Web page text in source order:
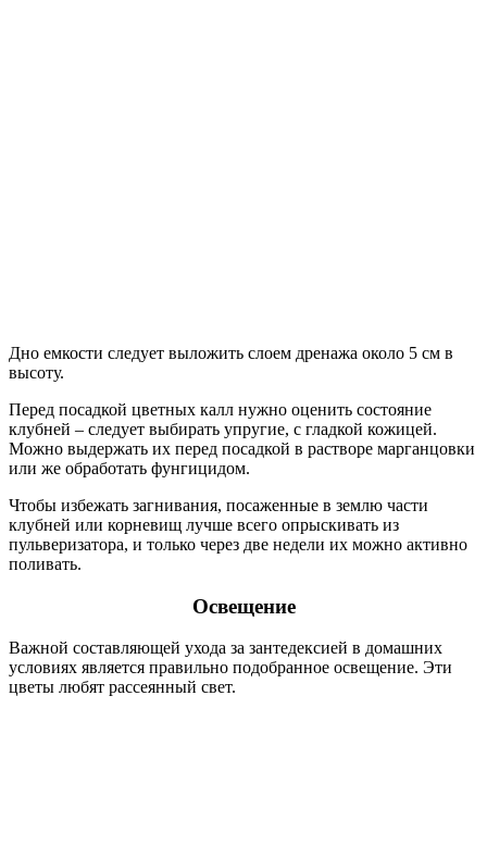
Дно емкости следует выложить слоем дренажа около 5 см в
высоту.
Перед посадкой цветных калл нужно оценить состояние
клубней – следует выбирать упругие, с гладкой кожицей.
Можно выдержать их перед посадкой в растворе марганцовки
или же обработать фунгицидом.
Чтобы избежать загнивания, посаженные в землю части
клубней или корневищ лучше всего опрыскивать из
пульверизатора, и только через две недели их можно активно
поливать.
Освещение
Важной составляющей ухода за зантедексией в домашних
условиях является правильно подобранное освещение. Эти
цветы любят рассеянный свет.